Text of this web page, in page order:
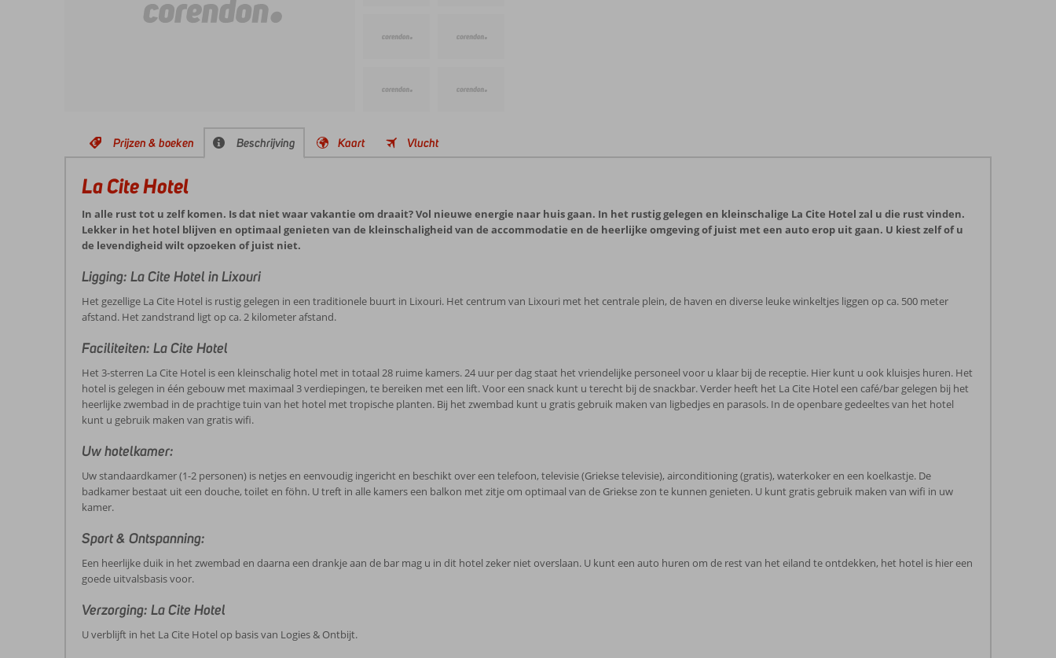
Prijzen & boeken Beschrijving Kaart Vlucht
La Cite Hotel
In alle rust tot u zelf komen. Is dat niet waar vakantie om draait? Vol nieuwe energie naar huis gaan. In het rustig gelegen en kleinschalige La Cite Hotel zal u die rust vinden.
Lekker in het hotel blijven en optimaal genieten van de kleinschaligheid van de accommodatie en de heerlijke omgeving of juist met een auto erop uit gaan. U kiest zelf of u
de levendigheid wilt opzoeken of juist niet.
Ligging: La Cite Hotel in Lixouri
Het gezellige La Cite Hotel is rustig gelegen in een traditionele buurt in Lixouri. Het centrum van Lixouri met het centrale plein, de haven en diverse leuke winkeltjes liggen op ca. 500 meter
afstand. Het zandstrand ligt op ca. 2 kilometer afstand.
Faciliteiten: La Cite Hotel
Het 3-sterren La Cite Hotel is een kleinschalig hotel met in totaal 28 ruime kamers. 24 uur per dag staat het vriendelijke personeel voor u klaar bij de receptie. Hier kunt u ook kluisjes huren. Het
hotel is gelegen in één gebouw met maximaal 3 verdiepingen, te bereiken met een lift. Voor een snack kunt u terecht bij de snackbar. Verder heeft het La Cite Hotel een café/bar gelegen bij het
heerlijke zwembad in de prachtige tuin van het hotel met tropische planten. Bij het zwembad kunt u gratis gebruik maken van ligbedjes en parasols. In de openbare gedeeltes van het hotel
kunt u gebruik maken van gratis wifi.
Uw hotelkamer:
Uw standaardkamer (1-2 personen) is netjes en eenvoudig ingericht en beschikt over een telefoon, televisie (Griekse televisie), airconditioning (gratis), waterkoker en een koelkastje. De
badkamer bestaat uit een douche, toilet en föhn. U treft in alle kamers een balkon met zitje om optimaal van de Griekse zon te kunnen genieten. U kunt gratis gebruik maken van wifi in uw
kamer.
Sport & Ontspanning:
Een heerlijke duik in het zwembad en daarna een drankje aan de bar mag u in dit hotel zeker niet overslaan. U kunt een auto huren om de rest van het eiland te ontdekken, het hotel is hier een
goede uitvalsbasis voor.
Verzorging: La Cite Hotel
U verblijft in het La Cite Hotel op basis van Logies & Ontbijt.